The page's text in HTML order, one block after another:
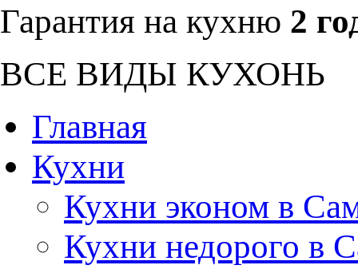
Гарантия на кухню 2
ВСЕ ВИДЫ КУХОНЬ
Главная
Кухни
Кухни эконом в
Кухни недорого в